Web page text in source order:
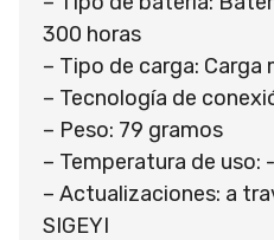
300 horas
– Tipo de carga: Carga
– Tecnología de
– Peso: 79 gramos
– Temperatura de uso:
– Actualizaciones: a
SIGEYI